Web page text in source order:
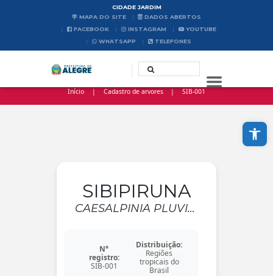
Abrir a barra de ferramentas
CIDADE JARDIM
MAPA DO SITE
DADOS ABERTOS
FACEBOOK
INSTAGRAM
YOUTUBE
WHATSAPP
TELEFONES
Início Cadastro de arvores SIB-001
SIBIPIRUNA
CAESALPINIA PLUVIOSA DC. VAR. PELTOPHOROIDES (BENTH.) G. P. LEWIS
N°
registro:
SIB-001
Distribuição:
Regiões
tropicais do
Brasil